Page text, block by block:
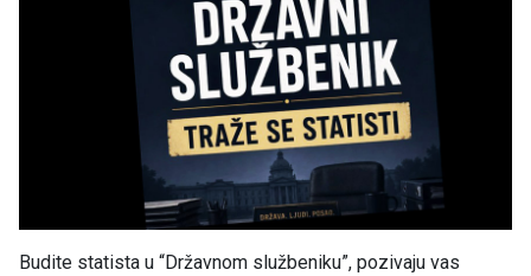
Budite statista u “Državnom službeniku”, pozivaju vas